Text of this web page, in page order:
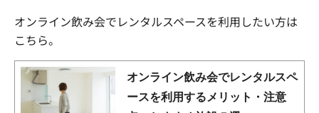
オンライン飲み会でレンタルスペースを利用したい方は
こちら。